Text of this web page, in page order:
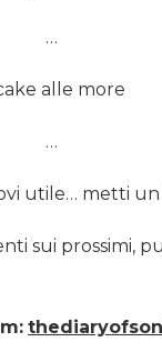
…
…
utile… metti un
sui prossimi,